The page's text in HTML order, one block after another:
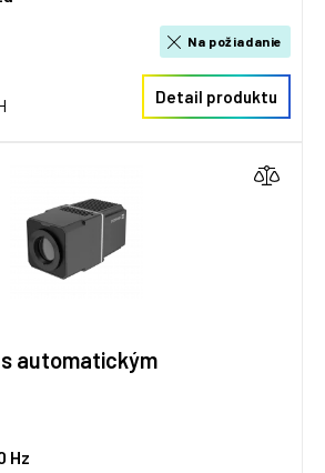
Na požiadanie
Detail produktu
automatickým
Hz